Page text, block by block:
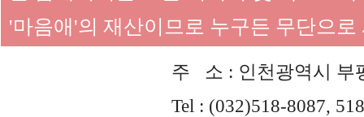
'마음애'의 재산이므로 누구든 무단으
주 소 : 인천광역시 부
Tel : (032)518-8087,